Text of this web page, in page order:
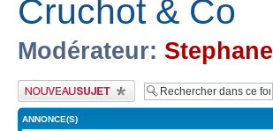
Cruchot & Co
Modérateur: Stephane
Publier un nouveau sujet
ANNONCE(S)